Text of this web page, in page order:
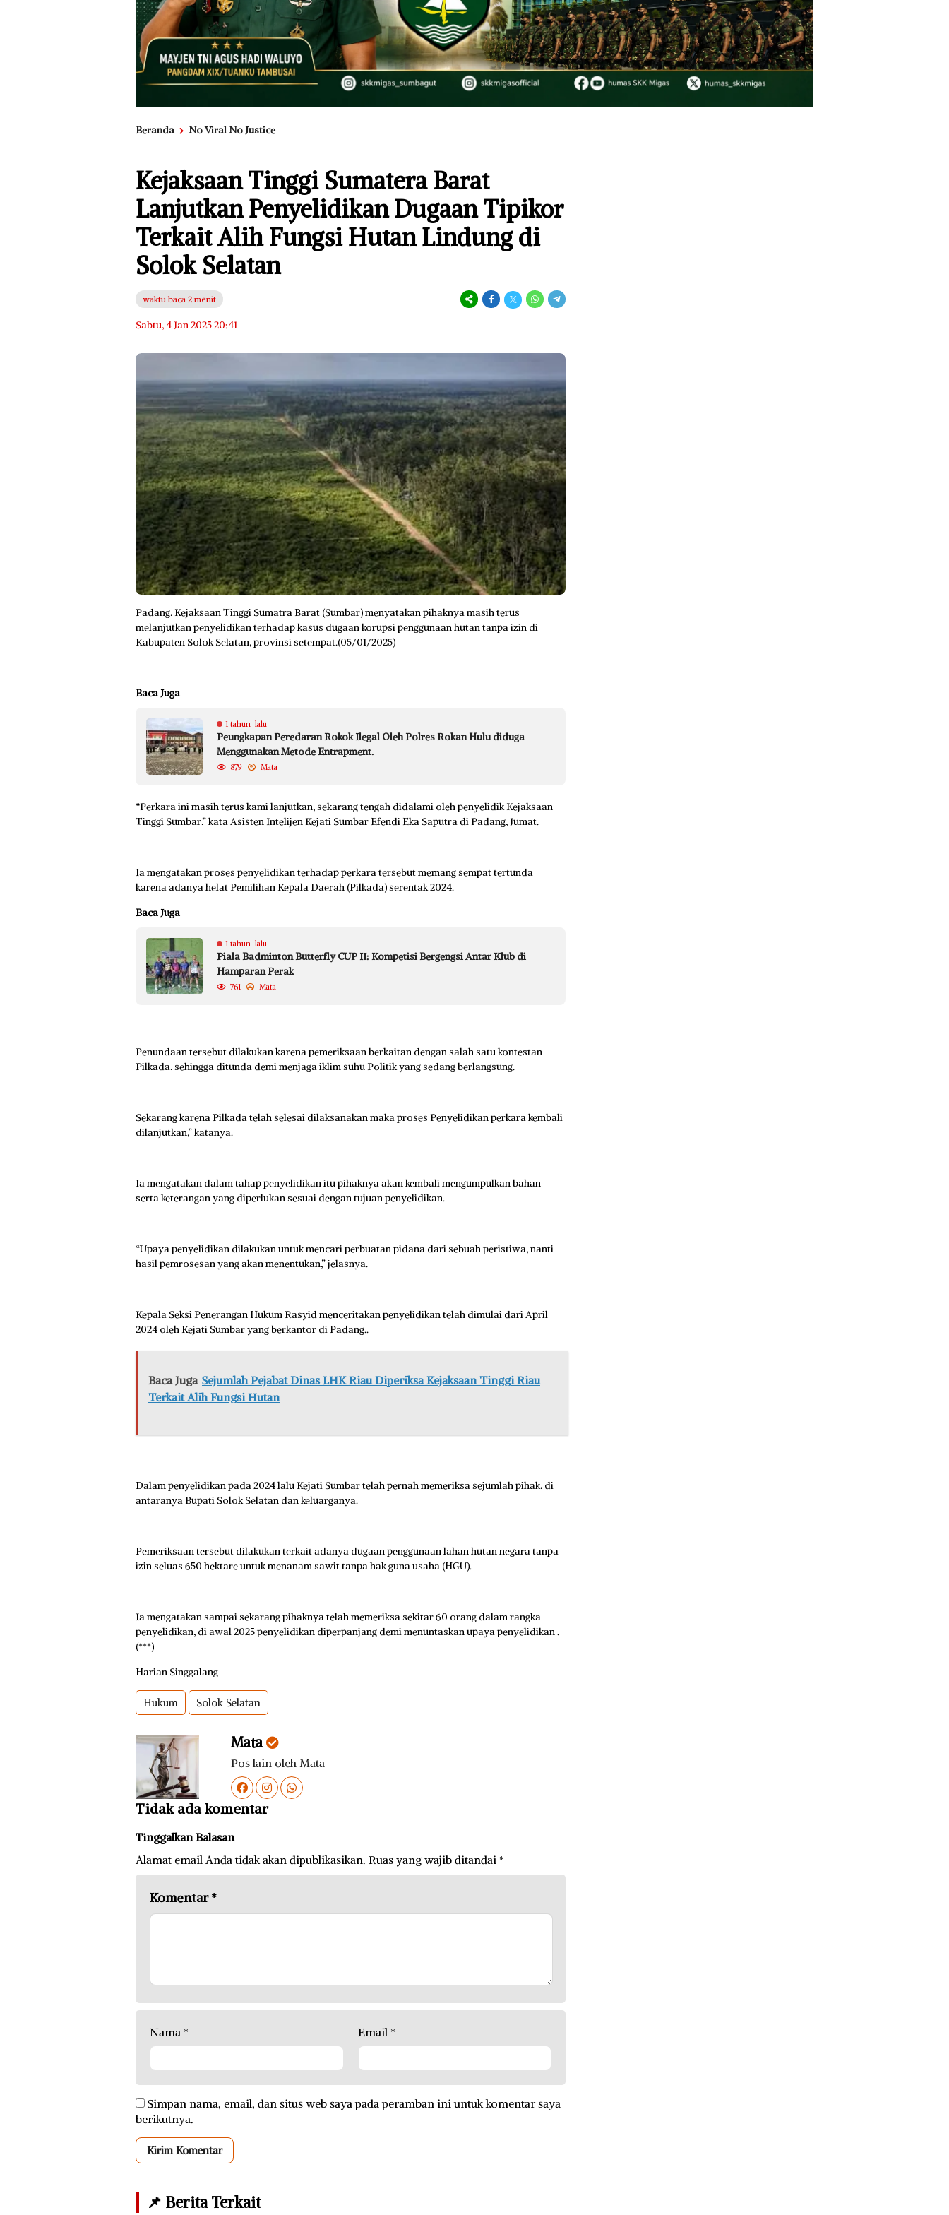
Beranda No Viral No Justice
Kejaksaan Tinggi Sumatera Barat
Lanjutkan Penyelidikan Dugaan Tipikor
Terkait Alih Fungsi Hutan Lindung di
Solok Selatan
waktu baca 2 menit
Sabtu, 4 Jan 2025 20:41
Padang, Kejaksaan Tinggi Sumatra Barat (Sumbar) menyatakan pihaknya masih terus
melanjutkan penyelidikan terhadap kasus dugaan korupsi penggunaan hutan tanpa izin di
Kabupaten Solok Selatan, provinsi setempat.(05/01/2025)
Baca Juga
1 tahun lalu
Peungkapan Peredaran Rokok Ilegal Oleh Polres Rokan Hulu diduga
Menggunakan Metode Entrapment.
879 Mata
“Perkara ini masih terus kami lanjutkan, sekarang tengah didalami oleh penyelidik Kejaksaan
Tinggi Sumbar,” kata Asisten Intelijen Kejati Sumbar Efendi Eka Saputra di Padang, Jumat.
Ia mengatakan proses penyelidikan terhadap perkara tersebut memang sempat tertunda
karena adanya helat Pemilihan Kepala Daerah (Pilkada) serentak 2024.
Baca Juga
1 tahun lalu
Piala Badminton Butterfly CUP II: Kompetisi Bergengsi Antar Klub di
Hamparan Perak
761 Mata
Penundaan tersebut dilakukan karena pemeriksaan berkaitan dengan salah satu kontestan
Pilkada, sehingga ditunda demi menjaga iklim suhu Politik yang sedang berlangsung.
Sekarang karena Pilkada telah selesai dilaksanakan maka proses Penyelidikan perkara kembali
dilanjutkan,” katanya.
Ia mengatakan dalam tahap penyelidikan itu pihaknya akan kembali mengumpulkan bahan
serta keterangan yang diperlukan sesuai dengan tujuan penyelidikan.
“Upaya penyelidikan dilakukan untuk mencari perbuatan pidana dari sebuah peristiwa, nanti
hasil pemrosesan yang akan menentukan,” jelasnya.
Kepala Seksi Penerangan Hukum Rasyid menceritakan penyelidikan telah dimulai dari April
2024 oleh Kejati Sumbar yang berkantor di Padang..
Baca Juga Sejumlah Pejabat Dinas LHK Riau Diperiksa Kejaksaan Tinggi Riau
Terkait Alih Fungsi Hutan
Dalam penyelidikan pada 2024 lalu Kejati Sumbar telah pernah memeriksa sejumlah pihak, di
antaranya Bupati Solok Selatan dan keluarganya.
Pemeriksaan tersebut dilakukan terkait adanya dugaan penggunaan lahan hutan negara tanpa
izin seluas 650 hektare untuk menanam sawit tanpa hak guna usaha (HGU).
Ia mengatakan sampai sekarang pihaknya telah memeriksa sekitar 60 orang dalam rangka
penyelidikan, di awal 2025 penyelidikan diperpanjang demi menuntaskan upaya penyelidikan .
(***)
Harian Singgalang
Hukum Solok Selatan
Mata
Pos lain oleh Mata
Tidak ada komentar
Tinggalkan Balasan
Alamat email Anda tidak akan dipublikasikan. Ruas yang wajib ditandai *
Komentar*
Nama * Email *
Simpan nama, email, dan situs web saya pada peramban ini untuk komentar saya
berikutnya.
📌 Berita Terkait